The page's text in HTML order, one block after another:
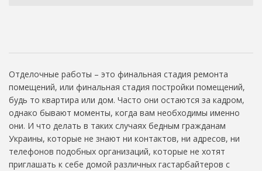
Отделочные работы – это финальная стадия ремонта
помещений, или финальная стадия постройки помещений,
будь то квартира или дом. Часто они остаются за кадром,
однако бывают моменты, когда вам необходимы именно
они. И что делать в таких случаях бедным гражданам
Украины, которые не знают ни контактов, ни адресов, ни
телефонов подобных организаций, которые не хотят
приглашать к себе домой различных гастарбайтеров с